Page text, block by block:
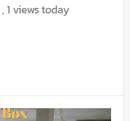
, 1 views today